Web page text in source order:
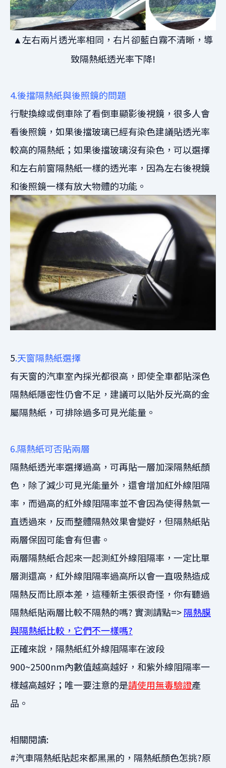
▲ 左右兩片透光率相同，右片卻藍白霧不清晰，導
致隔熱紙透光率下降!
4.後擋隔熱紙與後照鏡的問題
行駛換線或倒車除了看倒車顯影後視鏡，很多人會
看後照鏡，如果後擋玻璃已經有染色建議貼透光率
較高的隔熱紙；如果後擋玻璃沒有染色，可以選擇
和左右前窗隔熱紙一樣的透光率，因為左右後視鏡
和後照鏡一樣有放大物體的功能。
5.天窗隔熱紙選擇
有天窗的汽車室內採光都很高，即使全車都貼深色
隔熱紙隱密性仍會不足，建議可以貼外反光高的金
屬隔熱紙，可排除過多可見光能量。
6.隔熱紙可否貼兩層
隔熱紙透光率選擇過高，可再貼一層加深隔熱紙顏
色，除了減少可見光能量外，還會增加紅外線阻隔
率，而過高的紅外線阻隔率並不會因為使得熱氣一
直透過來，反而整體隔熱效果會變好，但隔熱紙貼
兩層保固可能會有但書。
兩層隔熱紙合起來一起測紅外線阻隔率，一定比單
層測還高，紅外線阻隔率過高所以會一直吸熱造成
隔熱反而比原本差，這種新主張很奇怪，你有聽過
隔熱紙貼兩層比較不隔熱的嗎? 實測請點=>隔熱膜
與隔熱紙比較，它們不一樣嗎?
正確來說，隔熱紙紅外線阻隔率在波段
900~2500nm內數值越高越好，和紫外線阻隔率一
樣越高越好；唯一要注意的是請使用無毒驗證產
品。
相關閱讀:
#汽車隔熱紙貼起來都黑黑的，隔熱紙顏色怎挑?原